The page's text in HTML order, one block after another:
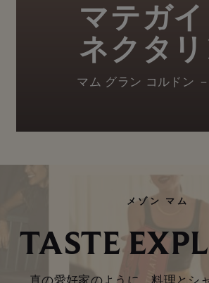
マテガイ
ネクタリ
マム グラン コルドン
メゾン マム
TASTE
真の愛好家のように、料理とシ